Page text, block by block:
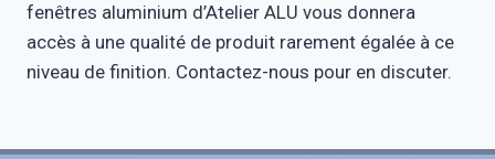
fenêtres aluminium d’Atelier ALU vous donnera
accès à une qualité de produit rarement égalée à ce
niveau de finition. Contactez-nous pour en discuter.